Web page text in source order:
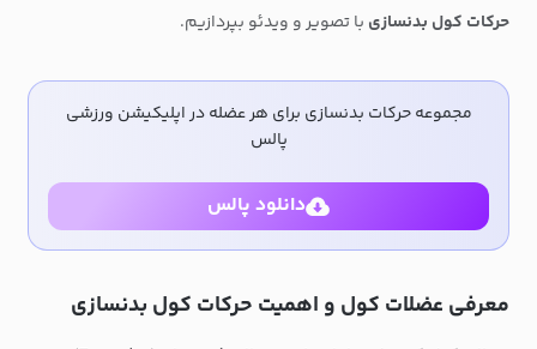
حرکات کول بدنسازی با تصویر و ویدئو بپردازیم.
مجموعه حرکات بدنسازی برای هر عضله در اپلیکیشن ورزشی
پالس
دانلود پالس
معرفی عضلات کول و اهمیت حرکات کول بدنسازی